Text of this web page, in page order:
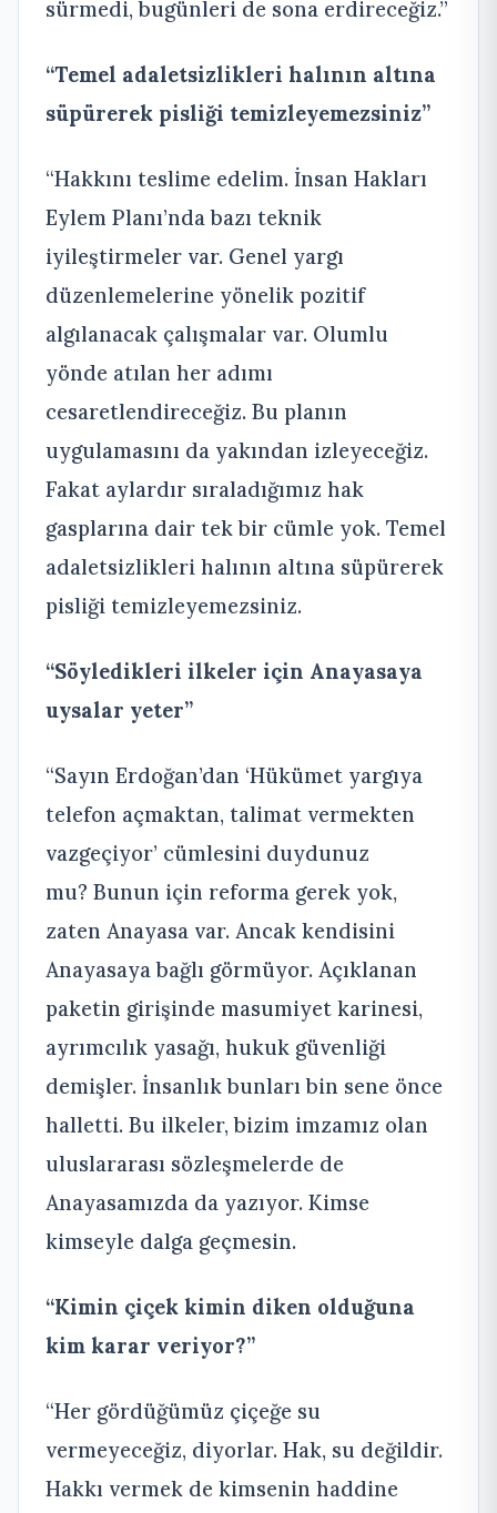
sürmedi, bugünleri de sona erdireceğiz.”
“Temel adaletsizlikleri halının altına
süpürerek pisliği temizleyemezsiniz”
“Hakkını teslime edelim. İnsan Hakları
Eylem Planı’nda bazı teknik
iyileştirmeler var. Genel yargı
düzenlemelerine yönelik pozitif
algılanacak çalışmalar var. Olumlu
yönde atılan her adımı
cesaretlendireceğiz. Bu planın
uygulamasını da yakından izleyeceğiz.
Fakat aylardır sıraladığımız hak
gasplarına dair tek bir cümle yok. Temel
adaletsizlikleri halının altına süpürerek
pisliği temizleyemezsiniz.
“Söyledikleri ilkeler için Anayasaya
uysalar yeter”
“Sayın Erdoğan’dan ‘Hükümet yargıya
telefon açmaktan, talimat vermekten
vazgeçiyor’ cümlesini duydunuz
mu? Bunun için reforma gerek yok,
zaten Anayasa var. Ancak kendisini
Anayasaya bağlı görmüyor. Açıklanan
paketin girişinde masumiyet karinesi,
ayrımcılık yasağı, hukuk güvenliği
demişler. İnsanlık bunları bin sene önce
halletti. Bu ilkeler, bizim imzamız olan
uluslararası sözleşmelerde de
Anayasamızda da yazıyor. Kimse
kimseyle dalga geçmesin.
“Kimin çiçek kimin diken olduğuna
kim karar veriyor?”
“Her gördüğümüz çiçeğe su
vermeyeceğiz, diyorlar. Hak, su değildir.
Hakkı vermek de kimsenin haddine